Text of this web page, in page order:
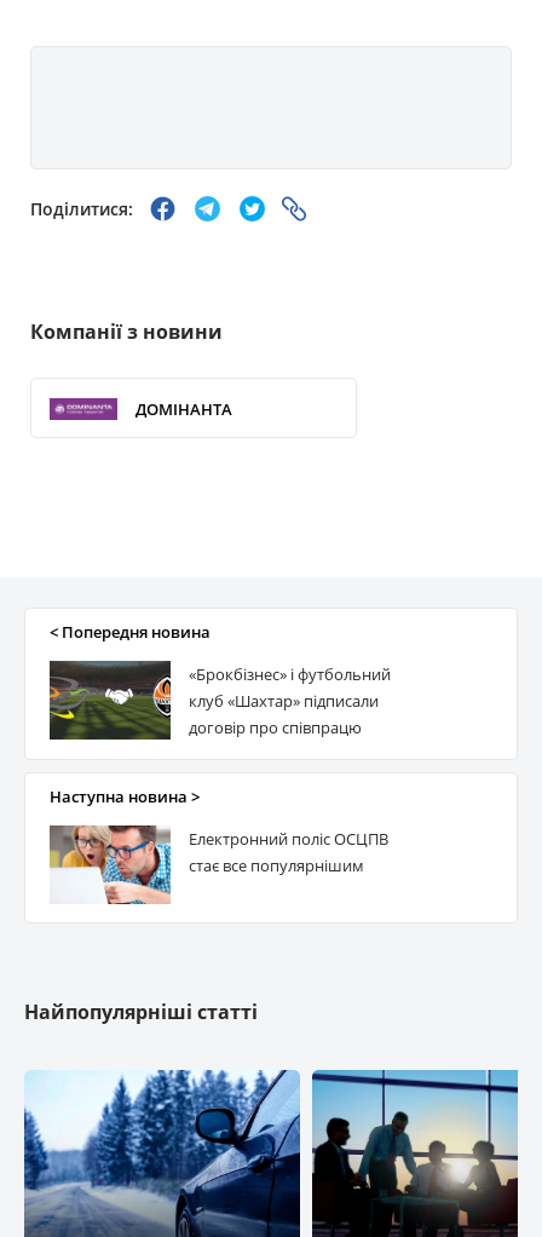
Поділитися:
Компанії з новини
ДОМІНАНТА
< Попередня новина
«Брокбізнес» і футбольний
клуб «Шахтар» підписали
договір про співпрацю
Наступна новина >
Електронний поліс ОСЦПВ
стає все популярнішим
Найпопулярніші статті